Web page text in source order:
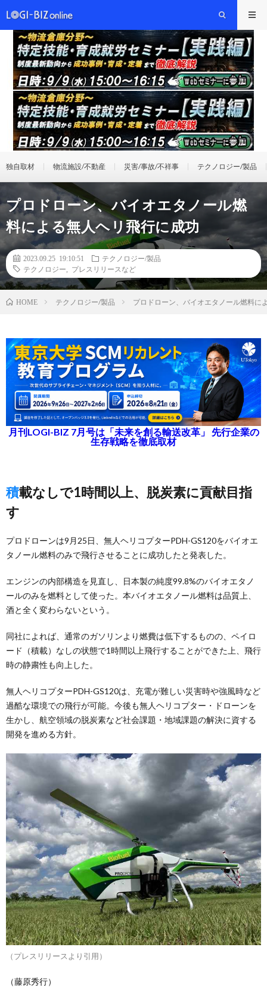
独自取材 物流施設/不動産 災害/事故/不祥事 テクノロジー/製品
プロドローン、バイオエタノール燃
料による無人ヘリ飛行に成功
2023.09.25 19:10:51
テクノロジー/製品
テクノロジー
プレスリリースなど
HOME テクノロジー/製品 プロドローン、バイオエタノール燃料に
月刊LOGI-BIZ 7月号は「未来を創る輸送改革」 先行企業の
生存戦略を徹底取材
積載なしで1時間以上、脱炭素に貢献目指
す
プロドローンは9月25日、無人ヘリコプターPDH-GS120をバイオエ
タノール燃料のみで飛行させることに成功したと発表した。
エンジンの内部構造を見直し、日本製の純度99.8%のバイオエタノ
ールのみを燃料として使った。本バイオエタノール燃料は品質上、
酒と全く変わらないという。
同社によれば、通常のガソリンより燃費は低下するものの、ペイロ
ード（積載）なしの状態で1時間以上飛行することができた上、飛行
時の静粛性も向上した。
無人ヘリコプターPDH-GS120は、充電が難しい災害時や強風時など
過酷な環境での飛行が可能。今後も無人ヘリコプター・ドローンを
生かし、航空領域の脱炭素など社会課題・地域課題の解決に資する
開発を進める方針。
（プレスリリースより引用）
（藤原秀行）